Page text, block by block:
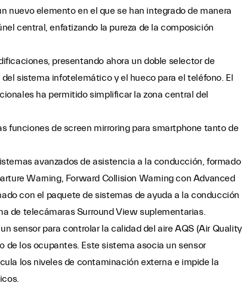
nuevo elemento en el que se han integrado de manera
central, enfatizando la pureza de la composición
presentando ahora un doble selector de
sistema infotelemático y el hueco para el teléfono. El
ha permitido simplificar la zona central del
funciones de screen mirroring para smartphone tanto de
avanzados de asistencia a la conducción, formado
Warning, Forward Collision Warning con Advanced
con el paquete de sistemas de ayuda a la conducción
de telecámaras Surround View suplementarias.
sensor para controlar la calidad del aire AQS (Air Quality
de los ocupantes. Este sistema asocia un sensor
los niveles de contaminación externa e impide la